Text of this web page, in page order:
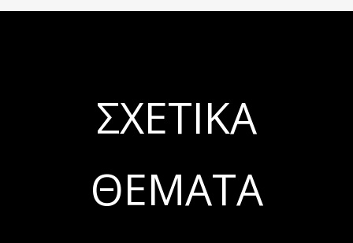
ΣΧΕΤΙΚΆ
ΘΈΜΑΤΑ